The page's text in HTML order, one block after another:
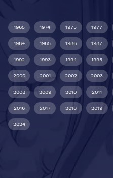
1965 1974 1975 1977
1984 1985 1986 1987
1992 1993 1994 1995
2000 2001 2002 2003
2008 2009 2010 2011
2016 2017 2018 2019
2024